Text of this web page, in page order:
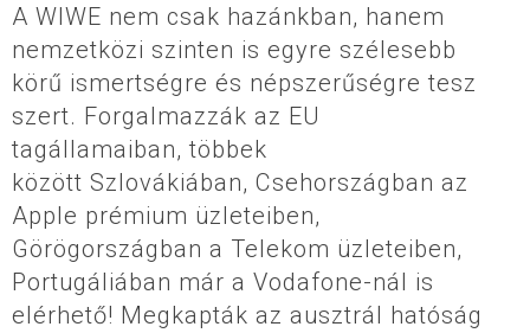
A WIWE nem csak hazánkban, hanem
nemzetközi szinten is egyre szélesebb
körű ismertségre és népszerűségre tesz
szert. Forgalmazzák az EU
tagállamaiban, többek
között Szlovákiában, Csehországban az
Apple prémium üzleteiben,
Görögországban a Telekom üzleteiben,
Portugáliában már a Vodafone-nál is
elérhető! Megkapták az ausztrál hatóság